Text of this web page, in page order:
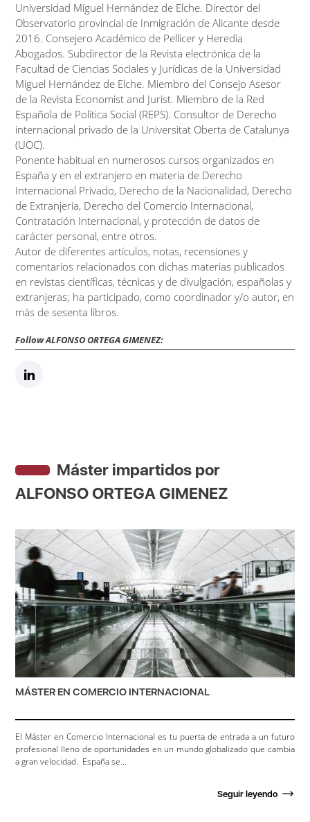
Universidad Miguel Hernández de Elche. Director del
Observatorio provincial de Inmigración de Alicante desde
2016. Consejero Académico de Pellicer y Heredia
Abogados. Subdirector de la Revista electrónica de la
Facultad de Ciencias Sociales y Jurídicas de la Universidad
Miguel Hernández de Elche. Miembro del Consejo Asesor
de la Revista Economist and Jurist. Miembro de la Red
Española de Política Social (REPS). Consultor de Derecho
internacional privado de la Universitat Oberta de Catalunya
(UOC).
Ponente habitual en numerosos cursos organizados en
España y en el extranjero en materia de Derecho
Internacional Privado, Derecho de la Nacionalidad, Derecho
de Extranjería, Derecho del Comercio Internacional,
Contratación Internacional, y protección de datos de
carácter personal, entre otros.
Autor de diferentes artículos, notas, recensiones y
comentarios relacionados con dichas materias publicados
en revistas científicas, técnicas y de divulgación, españolas y
extranjeras; ha participado, como coordinador y/o autor, en
más de sesenta libros.
Follow ALFONSO ORTEGA GIMENEZ:
Máster impartidos por
ALFONSO ORTEGA GIMENEZ
MÁSTER EN COMERCIO INTERNACIONAL
El Máster en Comercio Internacional es tu puerta de entrada a un futuro
profesional lleno de oportunidades en un mundo globalizado que cambia
a gran velocidad. España se...
Seguir leyendo